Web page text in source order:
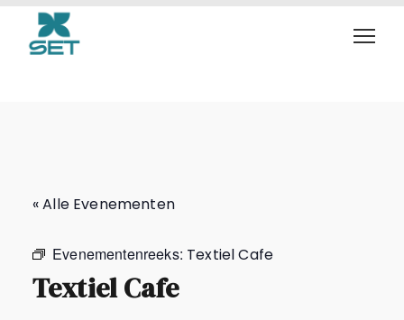
Textiel Cafe
« Alle Evenementen
Evenementenreeks: Textiel Cafe
Textiel Cafe